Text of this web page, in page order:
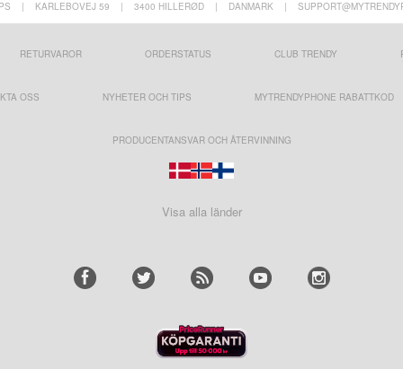
| KARLEBOVEJ 59 | 3400 HILLERØD | DANMARK |
RETURVAROR ORDERSTATUS CLUB TRENDY
OSS NYHETER OCH TIPS MYTRENDYPHONE RABATTKOD
PRODUCENTANSVAR OCH ÅTERVINNING
Visa alla länder